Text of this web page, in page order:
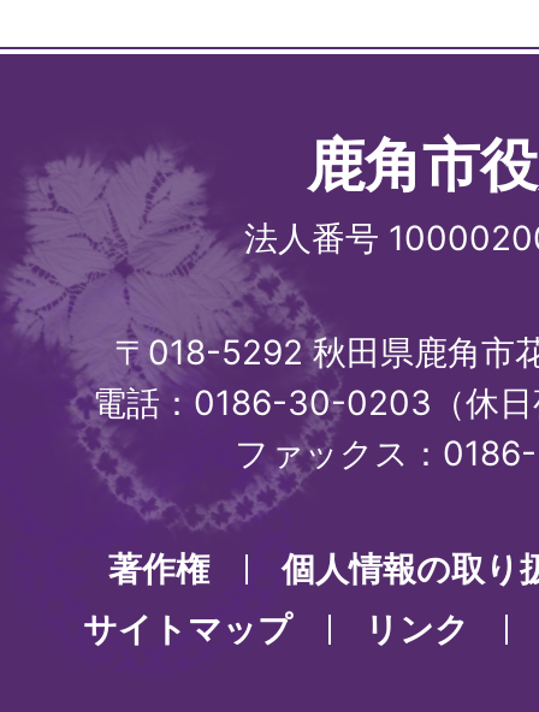
鹿角市
法人番号
〒018-5292 秋田県鹿角市
電話：0186-30-0203（休
ファックス：
著作権
個人情報の取り
サイトマップ
リンク